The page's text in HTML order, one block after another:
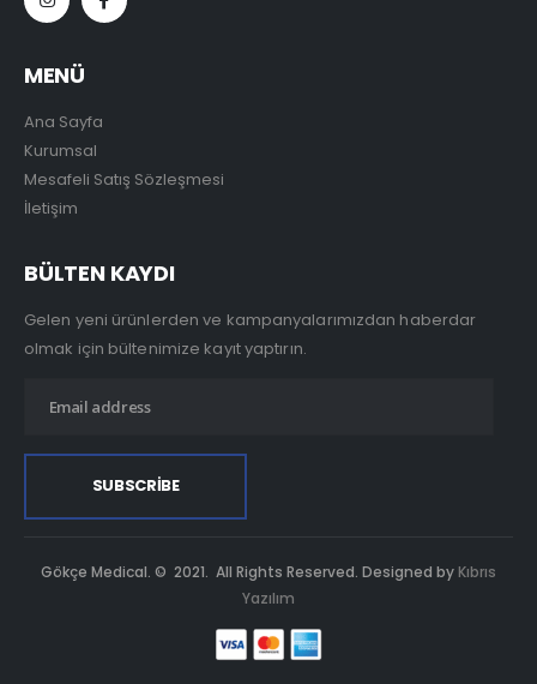
MENÜ
Ana Sayfa
Kurumsal
Mesafeli Satış Sözleşmesi
İletişim
BÜLTEN KAYDI
Gelen yeni ürünlerden ve kampanyalarımızdan haberdar
olmak için bültenimize kayıt yaptırın.
Gökçe Medical. © 2021. All Rights Reserved. Designed by Kıbrıs
Yazılım